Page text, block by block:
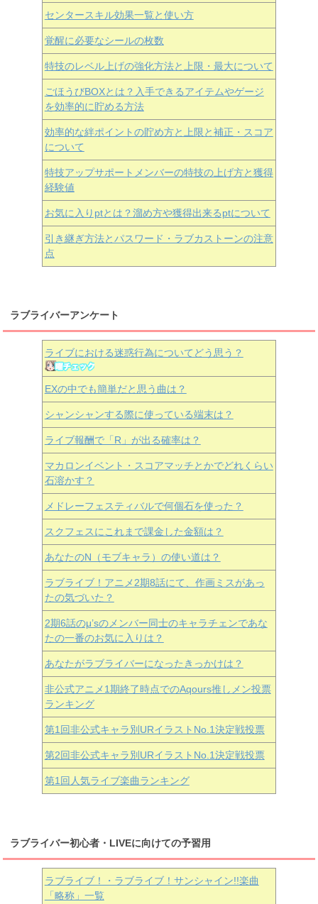
センタースキル効果一覧と使い方
覚醒に必要なシールの枚数
特技のレベル上げの強化方法と上限・最大について
ごほうびBOXとは？入手できるアイテムやゲージ
を効率的に貯める方法
効率的な絆ポイントの貯め方と上限と補正・スコア
について
特技アップサポートメンバーの特技の上げ方と獲得
経験値
お気に入りptとは？溜め方や獲得出来るptについて
引き継ぎ方法とパスワード・ラブカストーンの注意
点
ラブライバーアンケート
ライブにおける迷惑行為についてどう思う？
EXの中でも簡単だと思う曲は？
シャンシャンする際に使っている端末は？
ライブ報酬で「R」が出る確率は？
マカロンイベント・スコアマッチとかでどれくらい
石溶かす？
メドレーフェスティバルで何個石を使った？
スクフェスにこれまで課金した金額は？
あなたのN（モブキャラ）の使い道は？
ラブライブ！アニメ2期8話にて、作画ミスがあっ
たの気づいた？
2期6話のμ’sのメンバー同士のキャラチェンであな
たの一番のお気に入りは？
あなたがラブライバーになったきっかけは？
非公式アニメ1期終了時点でのAqours推しメン投票
ランキング
第1回非公式キャラ別URイラストNo.1決定戦投票
第2回非公式キャラ別URイラストNo.1決定戦投票
第1回人気ライブ楽曲ランキング
ラブライバー初心者・LIVEに向けての予習用
ラブライブ！・ラブライブ！サンシャイン!!楽曲
「略称」一覧